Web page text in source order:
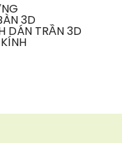
3D
DÁN TRẦN 3D